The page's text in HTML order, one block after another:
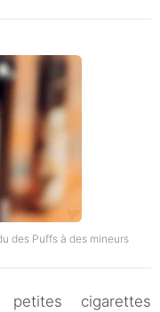
des Puffs à des mineurs
cigarettes